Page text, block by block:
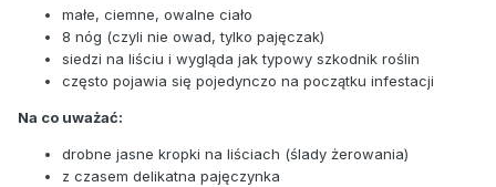
małe, ciemne, owalne ciało
8 nóg (czyli nie owad, tylko pajęczak)
siedzi na liściu i wygląda jak typowy szkodnik roślin
często pojawia się pojedynczo na początku infestacji
Na co uważać:
drobne jasne kropki na liściach (ślady żerowania)
z czasem delikatna pajęczynka